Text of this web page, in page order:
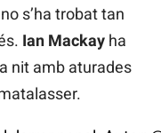
s’ha trobat tan
Ian Mackay ha
nit amb aturades